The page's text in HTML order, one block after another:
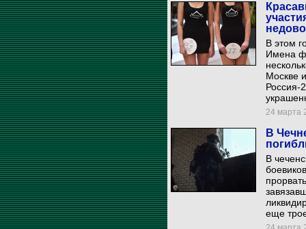
В этом
Имена
Москве
Россия-
24 марта
В
В
еще